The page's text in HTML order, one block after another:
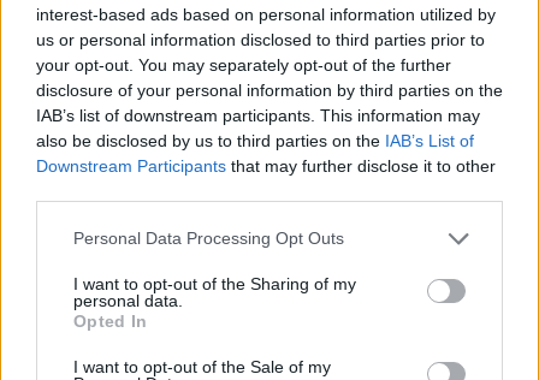
interest-based ads based on personal information utilized by
us or personal information disclosed to third parties prior to
your opt-out. You may separately opt-out of the further
disclosure of your personal information by third parties on the
IAB’s list of downstream participants. This information may
also be disclosed by us to third parties on the IAB’s List of
Downstream Participants that may further disclose it to other
Please note that this website/app uses one or more Google
not limited to your visit or usage behaviour. You may click to
grant or deny consent to Google and its third-party tags to
use your data for below specified purposes in below Google
consent section.
Personal Data Processing Opt Outs
I want to opt-out of the Sharing of my
personal data.
Opted In
I want to opt-out of the Sale of my
0 2 Némítás Válasz
Összecsukás (3 válasz)
↳ Válasz Ü
ÜvöltőV8 HITELESÍTETT
@uvoltov82026. 07. 07. 15:58
Azért ne írjuk le a McLarent. Már bizonyították
az elmúlt években, hogy képesek akár év közben
is hatalmasat fejlődni.